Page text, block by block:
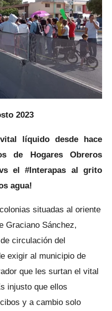
2023
líquido desde hace
de Hogares Obreros
el #Interapas al grito
agua!
situadas al oriente
Graciano Sánchez,
circulación del
exigir al municipio de
que les surtan el vital
injusto que ellos
y a cambio solo